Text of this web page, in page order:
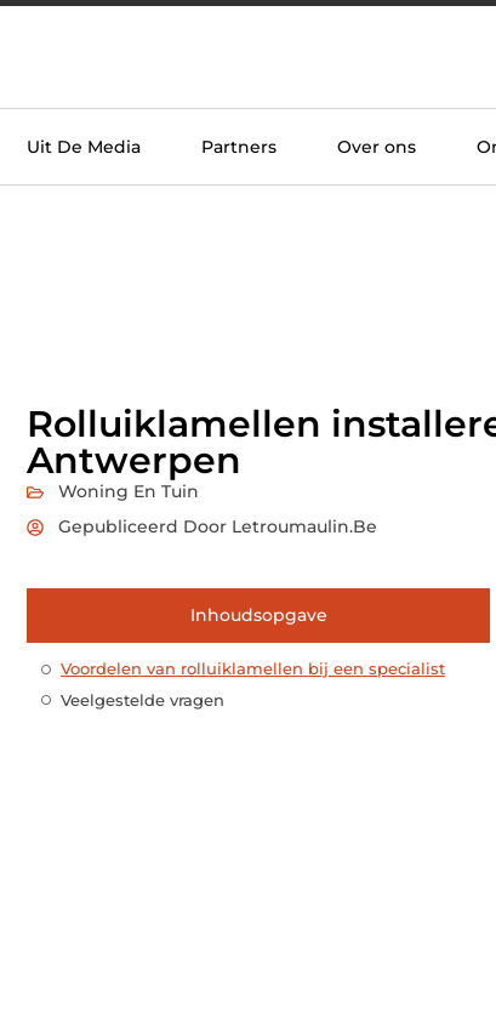
Uit De Media Partners Over ons
Rolluiklamellen
Antwerpen
Woning En Tuin
Gepubliceerd Door Letroumaulin.be
Inhoudsopgave
Voordelen van rolluiklamellen bij een specialist
Veelgestelde vragen